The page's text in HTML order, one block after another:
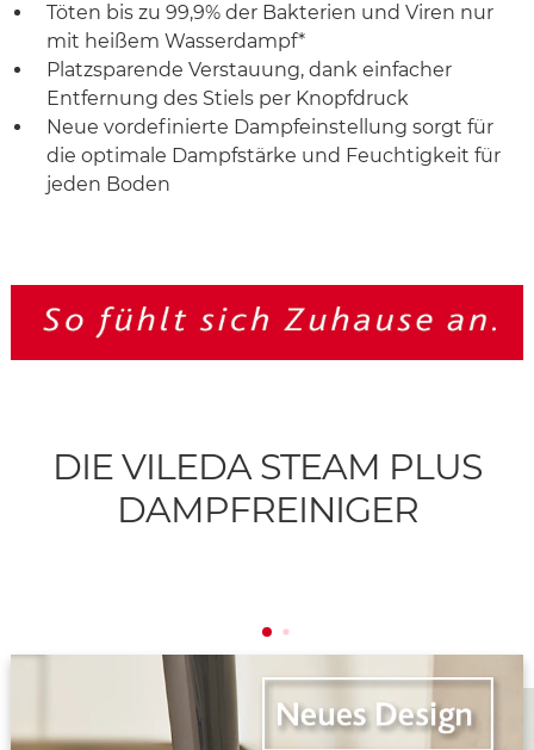
Töten bis zu 99,9% der Bakterien und Viren nur
mit heißem Wasserdampf*
Platzsparende Verstauung, dank einfacher
Entfernung des Stiels per Knopfdruck
Neue vordefinierte Dampfeinstellung sorgt für
die optimale Dampfstärke und Feuchtigkeit für
jeden Boden
DIE VILEDA STEAM PLUS
DAMPFREINIGER